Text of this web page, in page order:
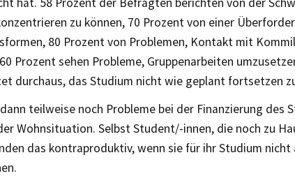
zu können, 70 Prozent von einer
80 Prozent von Problemen, Kontakt mit
Prozent sehen Probleme, Gruppenarbeiten
durchaus, das Studium nicht wie geplant fortsetzen
teilweise noch Probleme bei der Finanzierung des
Wohnsituation. Selbst Student/-innen, die noch zu
das kontraproduktiv, wenn sie für ihr Studium